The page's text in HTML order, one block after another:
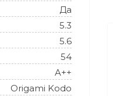
Да
5.3
5.6
54
A++
Origami Kodo